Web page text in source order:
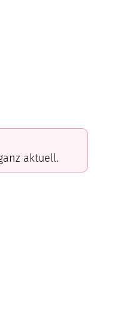
aktuell.